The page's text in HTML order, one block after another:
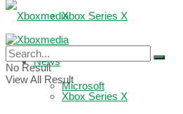
Xbox Series X
Microsoft
News
Xbox Series X
No Result
View All Result